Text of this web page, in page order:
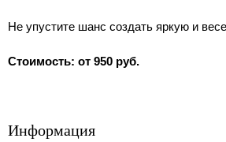
Не упустите шанс создать яркую и
Стоимость: от 950 руб.
Информация